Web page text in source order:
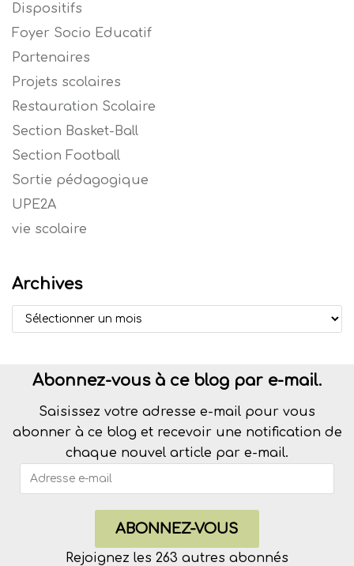
Dispositifs
Foyer Socio Educatif
Partenaires
Projets scolaires
Restauration Scolaire
Section Basket-Ball
Section Football
Sortie pédagogique
UPE2A
vie scolaire
Archives
Abonnez-vous à ce blog par e-mail.
Saisissez votre adresse e-mail pour vous
abonner à ce blog et recevoir une notification de
chaque nouvel article par e-mail.
ABONNEZ-VOUS
Rejoignez les 263 autres abonnés